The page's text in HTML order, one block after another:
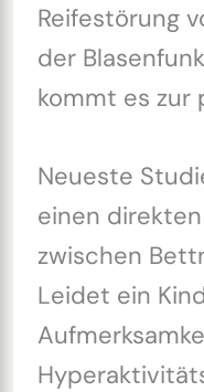
Reifestörung
der
kommt es zur
Neueste
einen
zwischen
Leidet ein